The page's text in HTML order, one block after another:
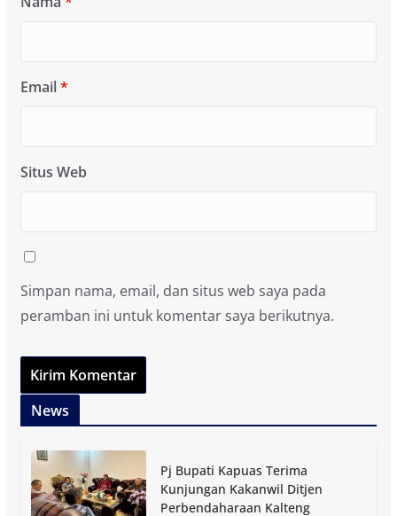
Email*
Situs Web
Simpan nama, email, dan situs web saya pada
peramban ini untuk komentar saya berikutnya.
News
Pj Bupati Kapuas Terima
Kunjungan Kakanwil Ditjen
Perbendaharaan Kalteng